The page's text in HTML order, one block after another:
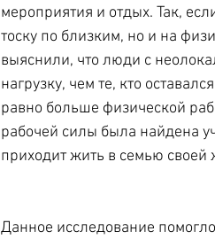
мероприятия и отдых. Так,
тоску по близким, но и на
выяснили, что люди с
нагрузку, чем те, кто
равно больше физической
рабочей силы была найдена
приходит жить в семью своей
Данное исследование